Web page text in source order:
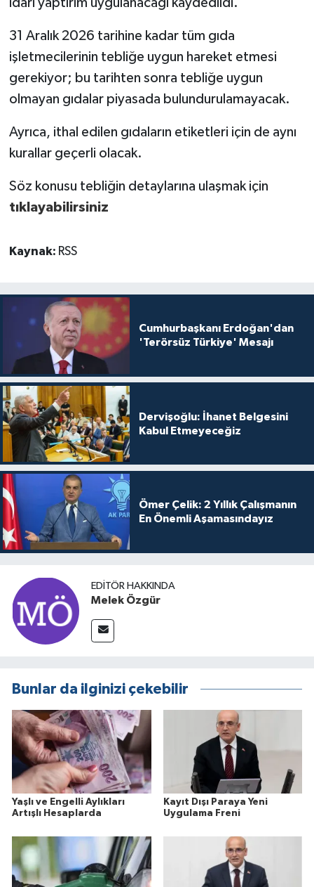
idari yaptırım uygulanacağı kaydedildi.
31 Aralık 2026 tarihine kadar tüm gıda
işletmecilerinin tebliğe uygun hareket etmesi
gerekiyor; bu tarihten sonra tebliğe uygun
olmayan gıdalar piyasada bulundurulamayacak.
Ayrıca, ithal edilen gıdaların etiketleri için de aynı
kurallar geçerli olacak.
Söz konusu tebliğin detaylarına ulaşmak için
tıklayabilirsiniz
Kaynak: RSS
Cumhurbaşkanı Erdoğan'dan
'Terörsüz Türkiye' Mesajı
Dervişoğlu: İhanet Belgesini
Kabul Etmeyeceğiz
Ömer Çelik: 2 Yıllık Çalışmanın
En Önemli Aşamasındayız
EDITÖR HAKKINDA
Melek Özgür
Bunlar da ilginizi çekebilir
Yaşlı ve Engelli Aylıkları
Artışlı Hesaplarda
Kayıt Dışı Paraya Yeni
Uygulama Freni